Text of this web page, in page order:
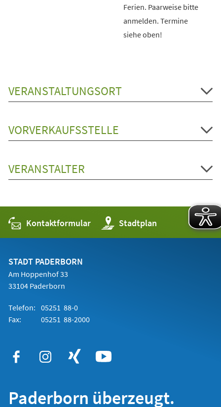
Ferien. Paarweise bitte
anmelden. Termine
siehe oben!
VERANSTALTUNGSORT
VORVERKAUFSSTELLE
VERANSTALTER
Kontaktformular Stadtplan
(Öffnet
in
einem
STADT PADERBORN
Am Hoppenhof 33
33104 Paderborn
Telefon: 05251 88-0
Fax:
05251 88-2000
Paderborn überzeugt.